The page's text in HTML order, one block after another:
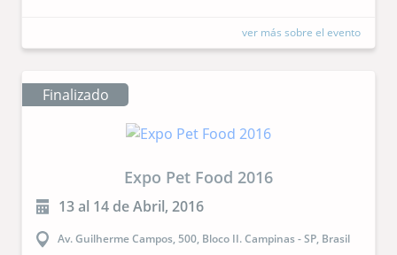
ver más sobre el evento
Finalizado
Expo Pet Food 2016
13 al 14 de Abril, 2016
Av. Guilherme Campos, 500, Bloco II. Campinas - SP, Brasil